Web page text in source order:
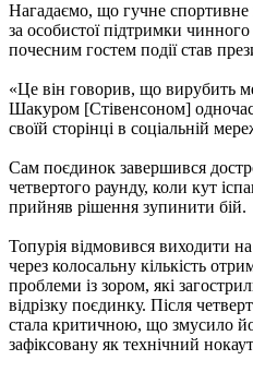
Нагадаємо, що гучне
за особистої підтримки
почесним гостем події став
«Це він говорив, що вирубить
Шакуром [Стівенсоном]
своїй сторінці в соціальній
Сам поєдинок завершився
четвертого раунду, коли кут
прийняв рішення зупинити бій.
Топурія відмовився виходити
через колосальну кількість
проблеми із зором, які
відрізку поєдинку. Після
стала критичною, що змусило
зафіксовану як технічний